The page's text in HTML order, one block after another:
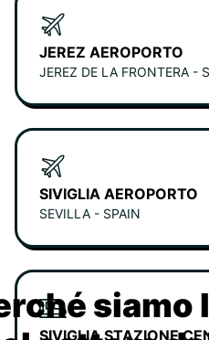
JEREZ AEROPORTO
JEREZ DE LA FRONTERA -
SIVIGLIA AEROPORTO
SEVILLA - SPAIN
SIVIGLIA STAZIONE
siamo